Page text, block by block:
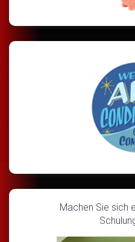
Machen Sie sich